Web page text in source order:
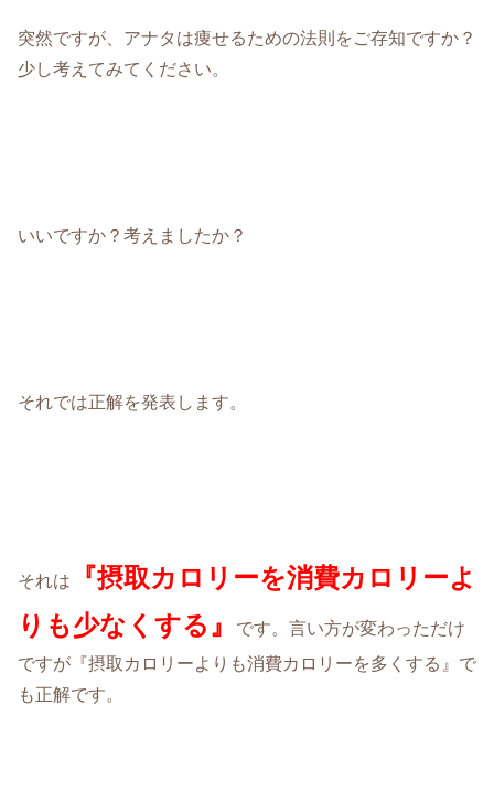
突然ですが、アナタは痩せるための法則をご存知ですか？
少し考えてみてください。
いいですか？考えましたか？
それでは正解を発表します。
それは
『摂取カロリーを消費カロリーよ
りも少なくする』
です。言い方が変わっただけ
ですが『摂取カロリーよりも消費カロリーを多くする』で
も正解です。